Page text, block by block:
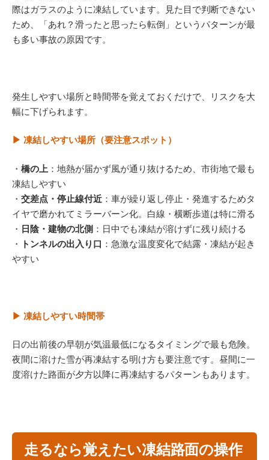
際はガラスのように凍結しています。見た目で判断できない
ため、「あれ？滑ったと思ったら転倒」というパターンが最
も多い事故の原因です。
発生しやすい場所と時間帯を覚えておくだけで、リスクを大
幅に下げられます。
▶ 凍結しやすい場所（要注意スポット）
・ 橋の上 ：地熱が届かず風が通り抜けるため、市街地で最も
凍結しやすい
・ 交差点・停止線付近 ：車が繰り返し停止・発進するためタ
イヤで磨かれてミラーバーン化。白線・横断歩道は特に滑る
・ 日陰・建物の北側 ：日中でも凍結が溶けずに残り続ける
・
トンネルの出入り口 ：急激な温度変化で結露・凍結が起き
やすい
▶ 凍結しやすい時間帯
日の出前後の早朝が気温最低になるタイミングで最も危険。
夜間に溶けた雪が再凍結する明け方も要注意です。昼間に一
度溶けた路面が夕方以降に再凍結するパターンもあります。
走るなら覚えたい凍結路面の操作